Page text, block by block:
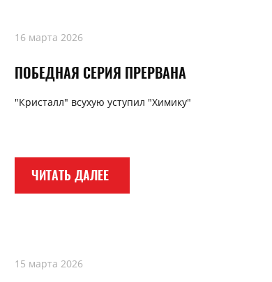
16 марта 2026
ПОБЕДНАЯ СЕРИЯ ПРЕРВАНА
"Кристалл" всухую уступил "Химику"
ЧИТАТЬ ДАЛЕЕ
15 марта 2026